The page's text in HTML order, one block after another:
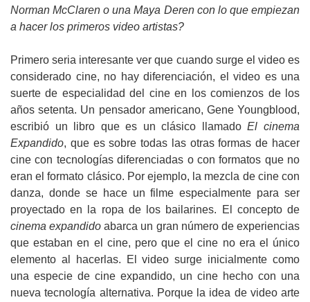
Norman McClaren o una Maya Deren con lo que empiezan
a hacer los primeros video artistas?
Primero seria interesante ver que cuando surge el video es
considerado cine, no hay diferenciación, el video es una
suerte de especialidad del cine en los comienzos de los
años setenta. Un pensador americano, Gene Youngblood,
escribió un libro que es un clásico llamadoEl cinema
Expandido, que es sobre todas las otras formas de hacer
cine con tecnologías diferenciadas o con formatos que no
eran el formato clásico. Por ejemplo, la mezcla de cine con
danza, donde se hace un filme especialmente para ser
proyectado en la ropa de los bailarines. El concepto de
cinema expandido abarca un gran número de experiencias
que estaban en el cine, pero que el cine no era el único
elemento al hacerlas. El video surge inicialmente como
una especie de cine expandido, un cine hecho con una
nueva tecnología alternativa. Porque la idea de video arte